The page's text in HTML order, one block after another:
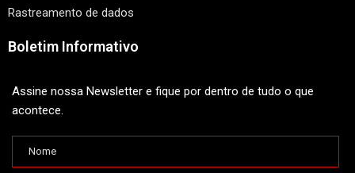
Rastreamento de dados
Boletim Informativo
Assine nossa Newsletter e fique por dentro de tudo o que
acontece.